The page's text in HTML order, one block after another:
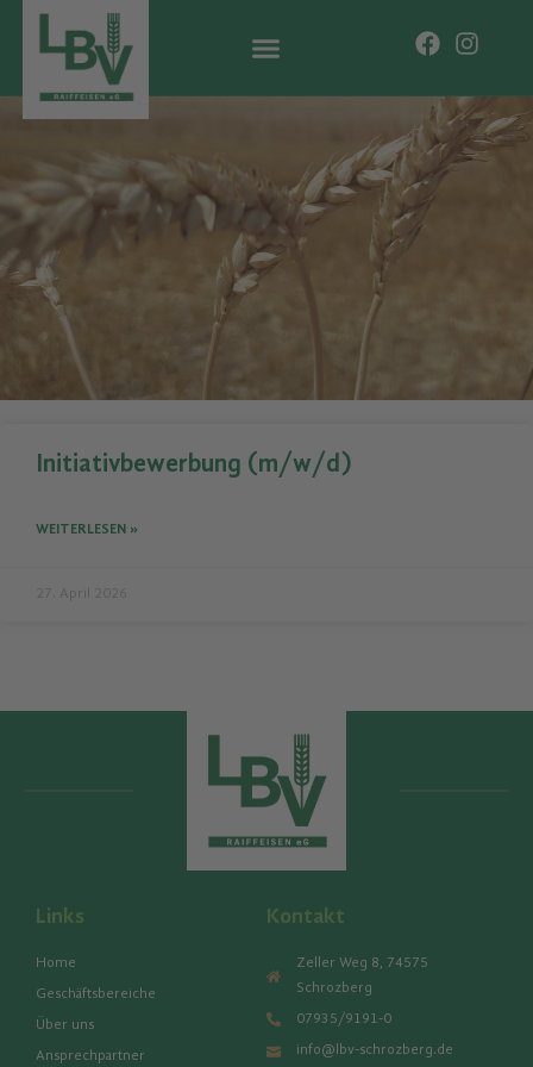
Initiativbewerbung (m/w/d)
WEITERLESEN »
27. April 2026
Links
Home
Geschäftsbereiche
Über uns
Ansprechpartner
Kontakt
Zeller Weg 8, 74575
Schrozberg
07935/9191-0
info@lbv-schrozberg.de